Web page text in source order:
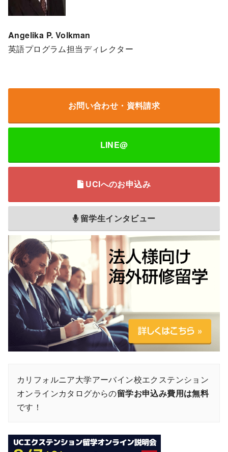
Angelika P. Volkman
英語プログラム担当ディレクター
お問い合わせ・資料請求
LINE@
UCIへのお申込み
留学生インタビュー
カリフォルニア大学アーバイン校エクステンション
オンラインカタログからの留学お申込み費用は無料
です！